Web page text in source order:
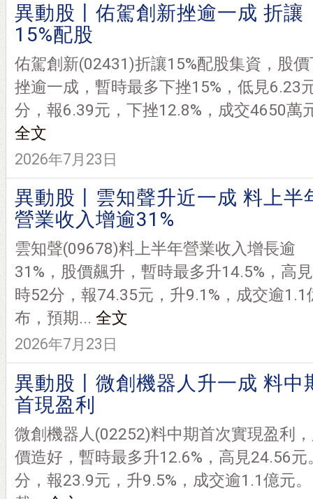
異動股丨佑駕創新挫逾一成 折讓
15%配股
佑駕創新(02431)折讓15%配股集資，股價
挫逾一成，暫時最多下挫15%，低見6.23
分，報6.39元，下挫12.8%，成交4650萬
全文
2026年7月23日
異動股丨雲知聲升近一成 料上半
營業收入增逾31%
雲知聲(09678)料上半年營業收入增長逾
31%，股價飆升，暫時最多升14.5%，高
時52分，報74.35元，升9.1%，成交逾
布，預期... 全文
2026年7月23日
異動股丨微創機器人升一成 料中
首現盈利
微創機器人(02252)料中期首次實現盈利
價造好，暫時最多升12.6%，高見24.56
分，報23.9元，升9.5%，成交逾1.1億元